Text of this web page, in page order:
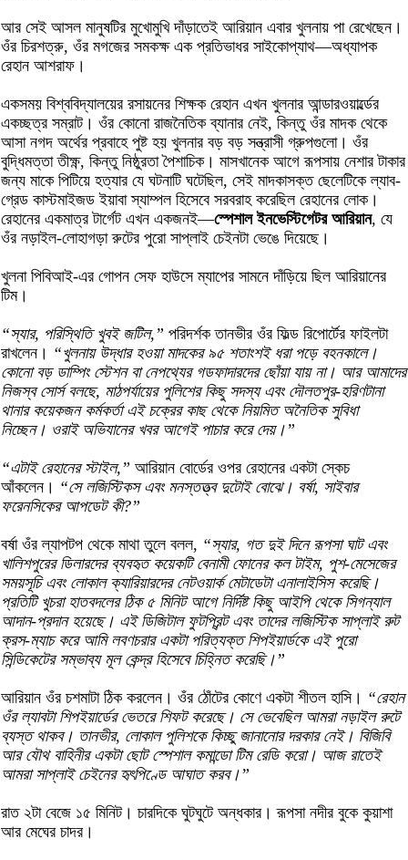
আর সেই আসল মানুষটির মুখোমুখি দাঁড়াতেই আরিয়ান এবার খুলনায় পা রেখেছেন।
ওঁর চিরশত্রু, ওঁর মগজের সমকক্ষ এক প্রতিভাধর সাইকোপ্যাথ—অধ্যাপক
রেহান আশরাফ।
একসময় বিশ্ববিদ্যালয়ের রসায়নের শিক্ষক রেহান এখন খুলনার আন্ডারওয়ার্ল্ডের
একচ্ছত্র সম্রাট। ওঁর কোনো রাজনৈতিক ব্যানার নেই, কিন্তু ওঁর মাদক থেকে
আসা নগদ অর্থের প্রবাহে পুষ্ট হয় খুলনার বড় বড় সন্ত্রাসী গ্রুপগুলো। ওঁর
বুদ্ধিমত্তা তীক্ষ্ণ, কিন্তু নিষ্ঠুরতা পৈশাচিক। মাসখানেক আগে রূপসায় নেশার টাকার
জন্য মাকে পিটিয়ে হত্যার যে ঘটনাটি ঘটেছিল, সেই মাদকাসক্ত ছেলেটিকে ল্যাব-
গ্রেড কাস্টমাইজড ইয়াবা স্যাম্পল হিসেবে সরবরাহ করেছিল রেহানের লোক।
রেহানের একমাত্র টার্গেট এখন একজনই—স্পেশাল ইনভেস্টিগেটর আরিয়ান, যে
ওঁর নড়াইল-লোহাগড়া রুটের পুরো সাপ্লাই চেইনটা ভেঙে দিয়েছে।
খুলনা পিবিআই-এর গোপন সেফ হাউসে ম্যাপের সামনে দাঁড়িয়ে ছিল আরিয়ানের
টিম।
“স্যার, পরিস্থিতি খুবই জটিল,” পরিদর্শক তানভীর ওঁর ফিল্ড রিপোর্টের ফাইলটা
রাখলেন। “খুলনায় উদ্ধার হওয়া মাদকের ৯৫ শতাংশই ধরা পড়ে বহনকালে।
কোনো বড় ডাম্পিং স্টেশন বা নেপথ্যের গডফাদারদের ছোঁয়া যায় না। আর আমাদের
নিজস্ব সোর্স বলছে, মাঠপর্যায়ের পুলিশের কিছু সদস্য এবং দৌলতপুর-হরিণটানা
থানার কয়েকজন কর্মকর্তা এই চক্রের কাছ থেকে নিয়মিত অনৈতিক সুবিধা
নিচ্ছেন। ওরাই অভিযানের খবর আগেই পাচার করে দেয়।”
“এটাই রেহানের স্টাইল,” আরিয়ান বোর্ডের ওপর রেহানের একটা স্কেচ
আঁকলেন। “সে লজিস্টিকস এবং মনস্তত্ত্ব দুটোই বোঝে। বর্ষা, সাইবার
ফরেনসিকের আপডেট কী?”
বর্ষা ওঁর ল্যাপটপ থেকে মাথা তুলে বলল, “স্যার, গত দুই দিনে রূপসা ঘাট এবং
খালিশপুরের ডিলারদের ব্যবহৃত কয়েকটি বেনামী ফোনের কল টাইম, পুশ-মেসেজের
সময়সূচি এবং লোকাল ক্যারিয়ারদের নেটওয়ার্ক মেটাডেটা এনালাইসিস করেছি।
প্রতিটি খুচরা হাতবদলের ঠিক ৫ মিনিট আগে নির্দিষ্ট কিছু আইপি থেকে সিগন্যাল
আদান-প্রদান হয়েছে। এই ডিজিটাল ফুটপ্রিন্ট এবং তাদের লজিস্টিক সাপ্লাই রুট
ক্রস-ম্যাচ করে আমি লবণচরার একটা পরিত্যক্ত শিপইয়ার্ডকে এই পুরো
সিন্ডিকেটের সম্ভাব্য মূল কেন্দ্র হিসেবে চিহ্নিত করেছি।”
আরিয়ান ওঁর চশমাটা ঠিক করলেন। ওঁর ঠোঁটের কোণে একটা শীতল হাসি। “রেহান
ওঁর ল্যাবটা শিপইয়ার্ডের ভেতরে শিফট করেছে। সে ভেবেছিল আমরা নড়াইল রুটে
ব্যস্ত থাকব। তানভীর, লোকাল পুলিশকে কিচ্ছু জানানোর দরকার নেই। বিজিবি
আর যৌথ বাহিনীর একটা ছোট স্পেশাল কমান্ডো টিম রেডি করো। আজ রাতেই
আমরা সাপ্লাই চেইনের হৃৎপিণ্ডে আঘাত করব।”
রাত ২টা বেজে ১৫ মিনিট। চারদিকে ঘুটঘুটে অন্ধকার। রূপসা নদীর বুকে কুয়াশা
আর মেঘের চাদর।